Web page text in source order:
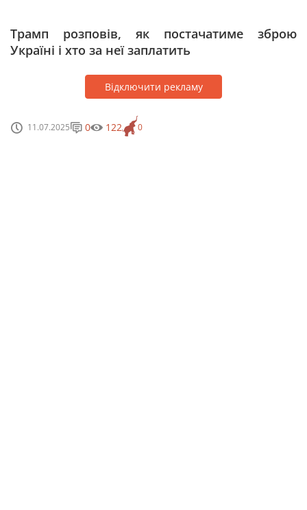
Трамп розповів, як постачатиме зброю
Україні і хто за неї заплатить
Відключити рекламу
11.07.2025 0
0 122